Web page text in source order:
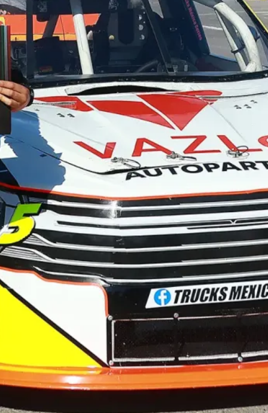
El México GP presenta a Michel
Jourdain Jr. como embajador
de la edición 2026
¡Síguenos!
Facebook InstagramX